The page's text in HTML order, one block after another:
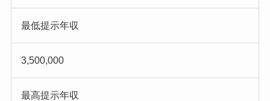
最低提示年収
3,500,000
最高提示年収